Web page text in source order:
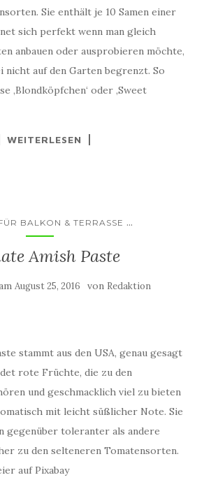
Sie enthält je 10 Samen einer
sich perfekt wenn man gleich
anbauen oder ausprobieren möchte,
nicht auf den Garten begrenzt. So
‚Blondköpfchen‘ oder ‚Sweet
WEITERLESEN
BALKON & TERRASSE ...
Amish Paste
August 25, 2016 von Redaktion
stammt aus den USA, genau gesagt
rote Früchte, die zu den
und geschmacklich viel zu bieten
mit leicht süßlicher Note. Sie
gegenüber toleranter als andere
zu den selteneren Tomatensorten.
auf Pixabay